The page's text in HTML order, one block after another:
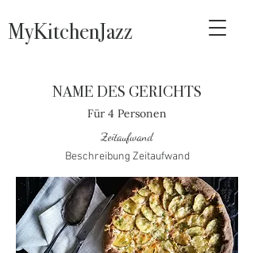
MyKitchenJazz
NAME DES GERICHTS
Für 4 Personen
Zeitaufwand
Beschreibung Zeitaufwand